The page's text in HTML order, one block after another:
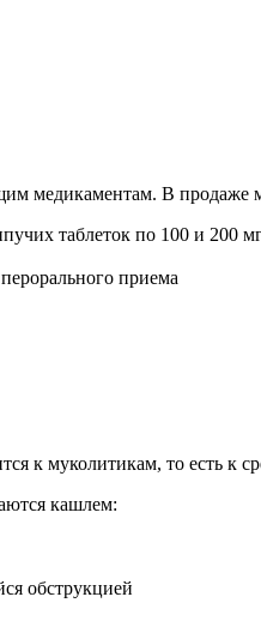
медикаментам. В продаже
таблеток по 100 и 200
приема
к муколитикам, то есть к
кашлем:
обструкцией